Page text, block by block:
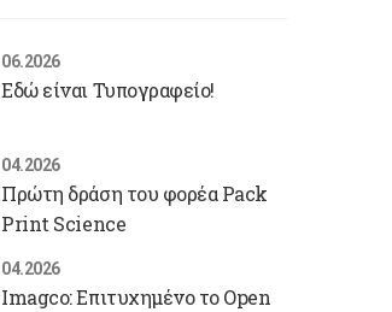
06.2026
Εδώ είναι Τυπογραφείο!
04.2026
Πρώτη δράση του φορέα Pack
Print Science
04.2026
Imagco: Επιτυχημένο το Open